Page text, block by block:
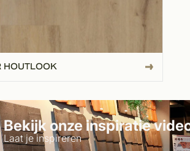
HOUTLOOK
Bekijk onze inspiratie
Laat je inspireren